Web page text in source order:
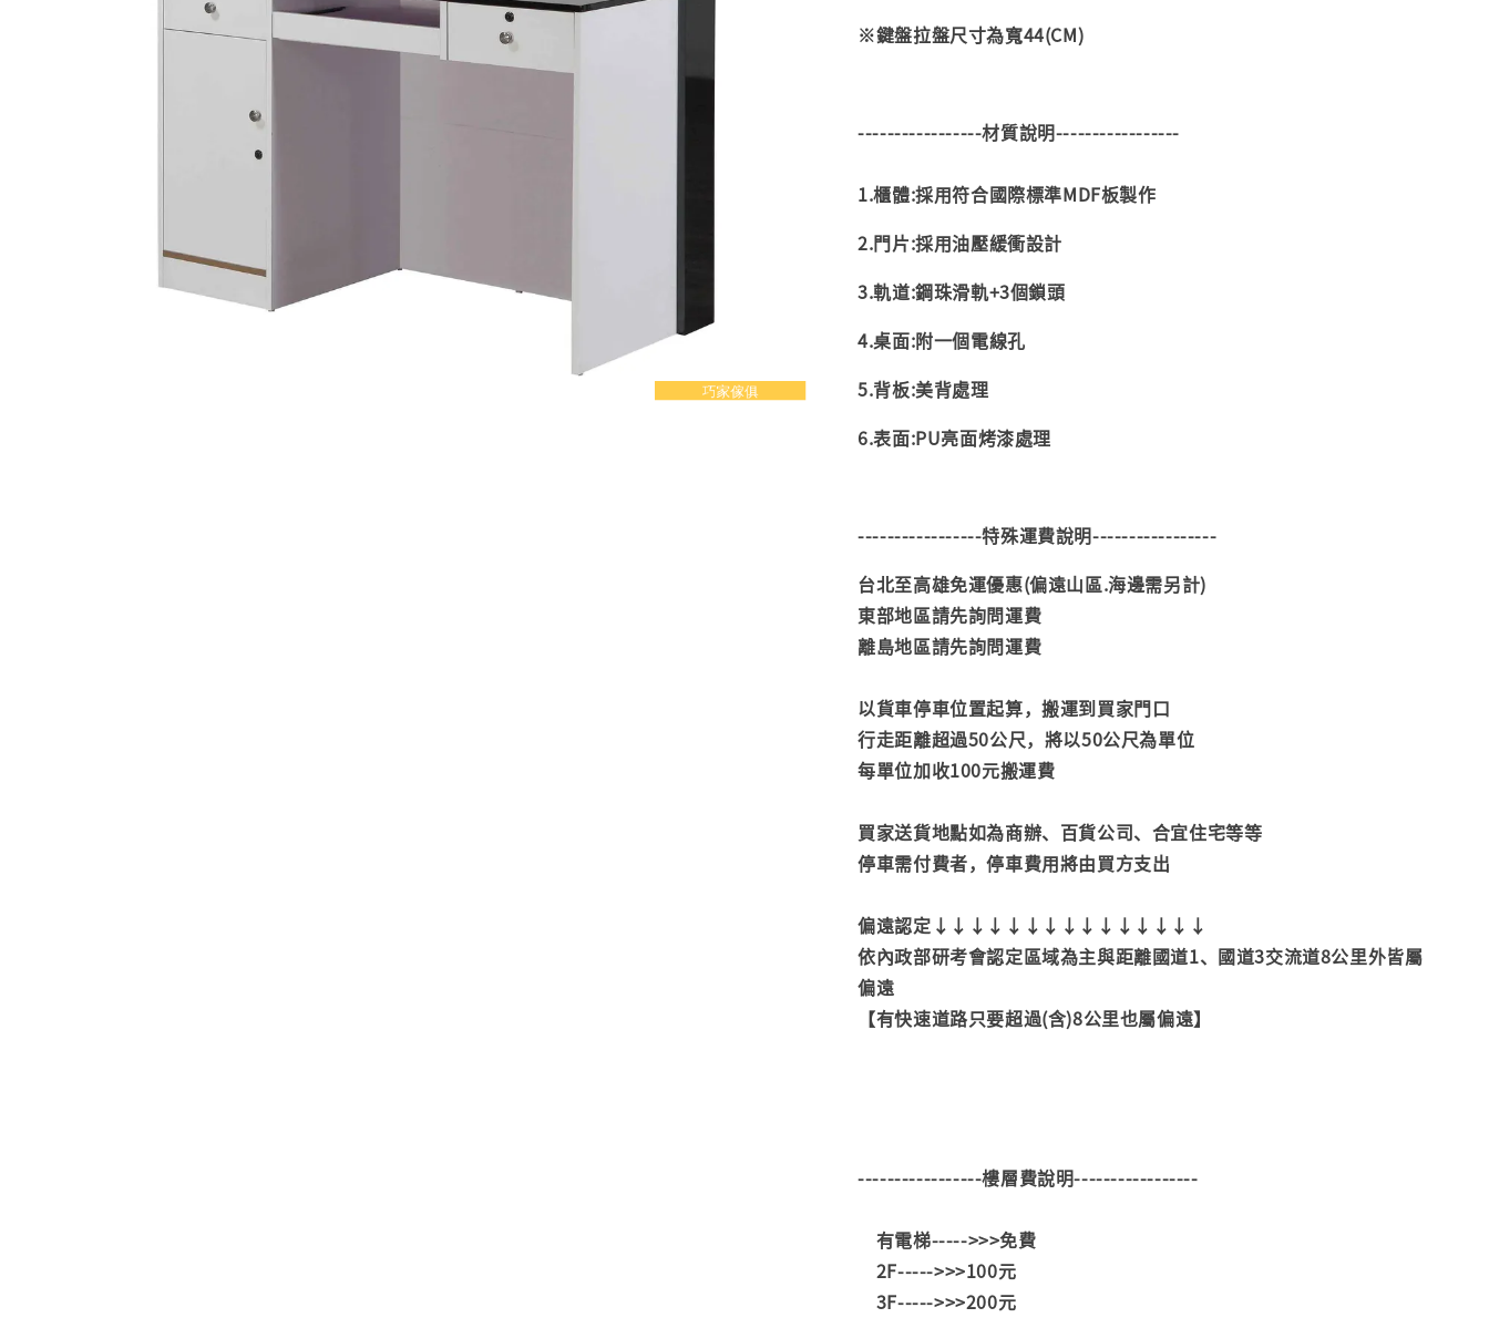
※鍵盤拉盤尺寸為寬44(CM)
-----------------材質說明-----------------
1.櫃體:採用符合國際標準MDF板製作
2.門片:採用油壓緩衝設計
3.軌道:鋼珠滑軌+3個鎖頭
4.桌面:附一個電線孔
5.背板:美背處理
6.表面:PU亮面烤漆處理
-----------------特殊運費說明-----------------
台北至高雄免運優惠(偏遠山區.海邊需另計)
東部地區請先詢問運費
離島地區請先詢問運費
以貨車停車位置起算，搬運到買家門口
行走距離超過50公尺，將以50公尺為單位
每單位加收100元搬運費
買家送貨地點如為商辦、百貨公司、合宜住宅等等
停車需付費者，停車費用將由買方支出
偏遠認定↓↓↓↓↓↓↓↓↓↓↓↓↓↓↓
依內政部研考會認定區域為主與距離國道1、國道3交流道8公里外皆屬
偏遠
【有快速道路只要超過(含)8公里也屬偏遠】
-----------------樓層費說明-----------------
有電梯----->>>免費
2F----->>>100元
3F----->>>200元